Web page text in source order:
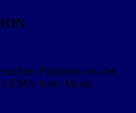
Playlisten aus den
GEMA-freier Musik.